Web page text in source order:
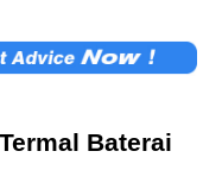
Baterai